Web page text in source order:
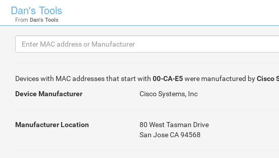
Dan's Tools
From Dan's Tools
Devices with MAC addresses that start with 00-CA-E5were manufactured byCisco
Device Manufacturer
Cisco Systems, Inc
Manufacturer Location
80 West Tasman Drive
San Jose CA 94568